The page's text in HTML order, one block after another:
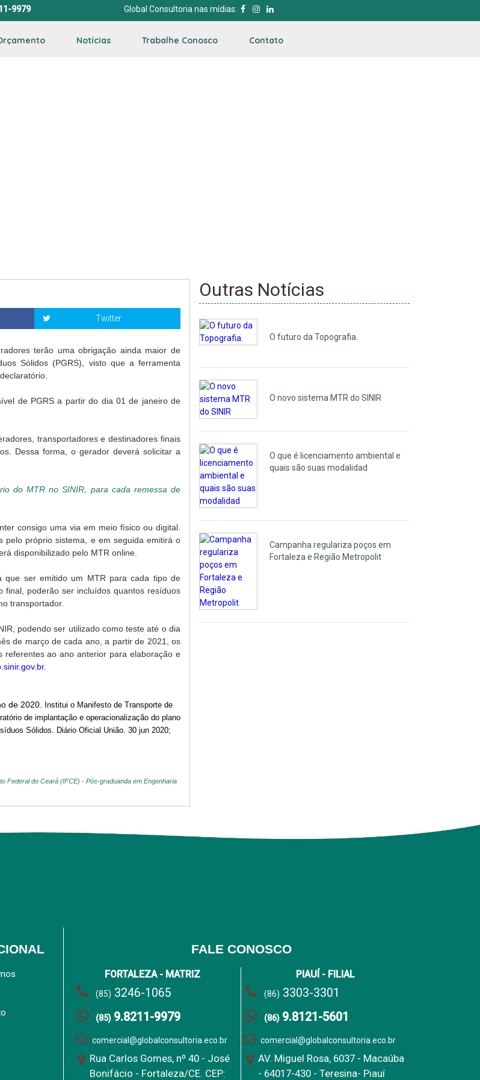
9979 Global Consultoria nas mídias:
Notícias Trabalhe Conosco Contato
Twitter
terão uma obrigação ainda maior de
Sólidos (PGRS), visto que a ferramenta
de PGRS a partir do dia 01 de janeiro de
transportadores e destinadores finais
Dessa forma, o gerador deverá solicitar a
do MTR no SINIR, para cada remessa de
consigo uma via em meio físico ou digital.
pelo próprio sistema, e em seguida emitirá o
disponibilizado pelo MTR online.
que ser emitido um MTR para cada tipo de
poderão ser incluídos quantos resíduos
transportador.
podendo ser utilizado como teste até o dia
de março de cada ano, a partir de 2021, os
referentes ao ano anterior para elaboração e
.
de 2020. Institui o Manifesto de Transporte de
de implantação e operacionalização do plano
Sólidos. Diário Oficial União. 30 jun 2020;
Federal do Ceará (IFCE) - Pós-graduanda em Engenharia
Outras Notícias
O futuro da Topografia.
O novo sistema MTR do SINIR
O que é licenciamento ambiental e
quais são suas modalidad
Campanha regulariza poços em
Fortaleza e Região Metropolit
FALE CONOSCO
FORTALEZA - MATRIZ
(85) 3246-1065
(85)9.8211-9979
comercial@globalconsultoria.eco.br
Rua Carlos Gomes, nº 40 - José
Bonifácio - Fortaleza/CE. CEP:
PIAUÍ - FILIAL
(86) 3303-3301
(86)9.8121-5601
comercial@globalconsultoria.eco.br
AV. Miguel Rosa, 6037 - Macaúba
- 64017-430 - Teresina- Piauí